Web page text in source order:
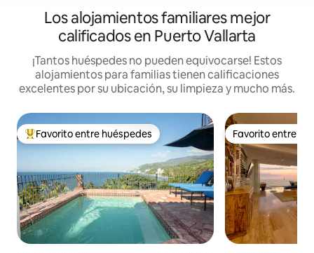
Los alojamientos familiares mejor
calificados en Puerto Vallarta
¡Tantos huéspedes no pueden equivocarse! Estos
alojamientos para familias tienen calificaciones
excelentes por su ubicación, su limpieza y mucho más.
De los mejores en Favorito entre huéspedes
Favorito entre huéspedes Favorito entre
Favorito entre